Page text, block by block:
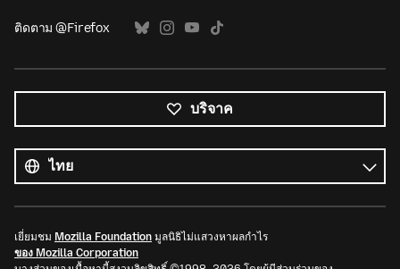
ติดตาม @Firefox
บริจาค
ทั้งหมด
ภาษา
เยี่ยมชม Mozilla Foundation มูลนิธิไม่แสวงหาผลกำไร
ของ Mozilla Corporation